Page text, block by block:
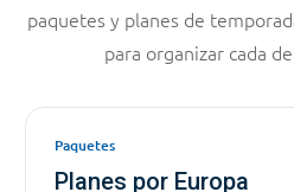
paquetes y planes de
para organizar cada
Paquetes
Planes por Europa